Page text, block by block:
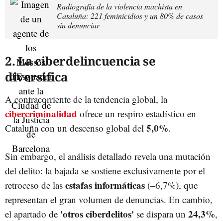
Radiografía de la violencia machista en
Cataluña: 221 feminicidios y un 80% de casos
sin denunciar
2. La ciberdelincuencia se
diversifica
A contracorriente de la tendencia global, la
cibercriminalidad ofrece un respiro estadístico en
Cataluña con un descenso global del 5,0%.
Sin embargo, el análisis detallado revela una mutación
del delito: la bajada se sostiene exclusivamente por el
retroceso de las estafas informáticas (–6,7%), que
representan el gran volumen de denuncias. En cambio,
el apartado de 'otros ciberdelitos' se dispara un 24,3%,